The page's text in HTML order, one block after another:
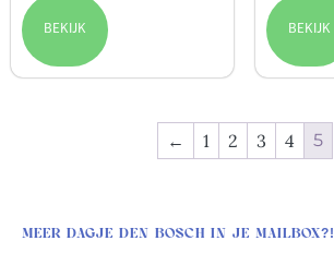
BEKIJK BEKIJK
← 1 2 3 4 5
MEER DAGJE DEN BOSCH IN JE MAILBOX?!